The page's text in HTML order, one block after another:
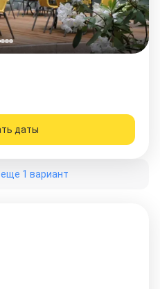
даты
1 вариант